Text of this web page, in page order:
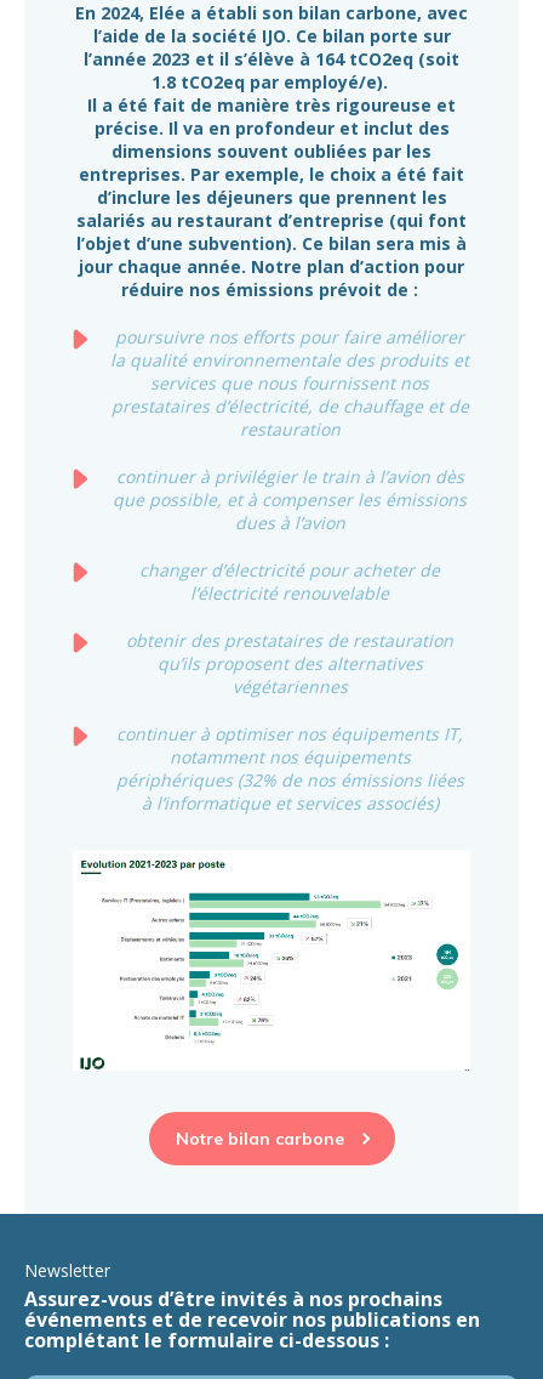
En 2024, Elée a établi son bilan carbone, avec
l’aide de la société IJO. Ce bilan porte sur
l’année 2023 et il s’élève à 164 tCO2eq (soit
1.8 tCO2eq par employé/e).
Il a été fait de manière très rigoureuse et
précise. Il va en profondeur et inclut des
dimensions souvent oubliées par les
entreprises. Par exemple, le choix a été fait
d’inclure les déjeuners que prennent les
salariés au restaurant d’entreprise (qui font
l’objet d’une subvention). Ce bilan sera mis à
jour chaque année. Notre plan d’action pour
réduire nos émissions prévoit de :
poursuivre nos efforts pour faire améliorer
la qualité environnementale des produits et
services que nous fournissent nos
prestataires d’électricité, de chauffage et de
restauration
continuer à privilégier le train à l’avion dès
que possible, et à compenser les émissions
dues à l’avion
changer d’électricité pour acheter de
l’électricité renouvelable
obtenir des prestataires de restauration
qu’ils proposent des alternatives
végétariennes
continuer à optimiser nos équipements IT,
notamment nos équipements
périphériques (32% de nos émissions liées
à l’informatique et services associés)
Notre bilan carbone
Newsletter
Assurez-vous d’être invités à nos prochains
événements et de recevoir nos publications en
complétant le formulaire ci-dessous :